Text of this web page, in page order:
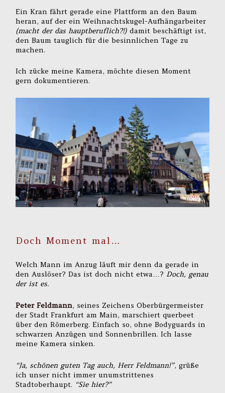
Ein Kran fährt gerade eine Plattform an den Baum
heran, auf der ein Weihnachtskugel-Aufhängarbeiter
(macht der das hauptberuflich?!)damit beschäftigt ist,
den Baum tauglich für die besinnlichen Tage zu
machen.
Ich zücke meine Kamera, möchte diesen Moment
gern dokumentieren.
Doch Moment mal…
Welch Mann im Anzug läuft mir denn da gerade in
den Auslöser? Das ist doch nicht etwa…? Doch, genau
der ist es.
Peter Feldmann, seines Zeichens Oberbürgermeister
der Stadt Frankfurt am Main, marschiert querbeet
über den Römerberg. Einfach so, ohne Bodyguards in
schwarzen Anzügen und Sonnenbrillen. Ich lasse
meine Kamera sinken.
“Ja, schönen guten Tag auch, Herr Feldmann!”, grüße
ich unser nicht immer unumstrittenes
Stadtoberhaupt. “Sie hier?”